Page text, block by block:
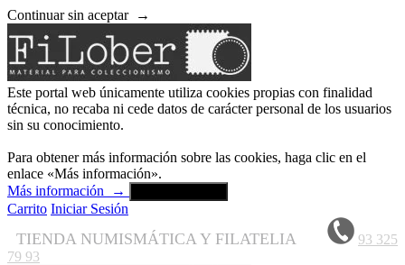
Continuar sin aceptar →
Este portal web únicamente utiliza cookies propias con finalidad
técnica, no recaba ni cede datos de carácter personal de los usuarios
sin su conocimiento.
Para obtener más información sobre las cookies, haga clic en el
enlace «Más información».
Más información
→
Carrito Iniciar Sesión
TIENDA NUMISMÁTICA Y FILATELIA
93 325
79 93